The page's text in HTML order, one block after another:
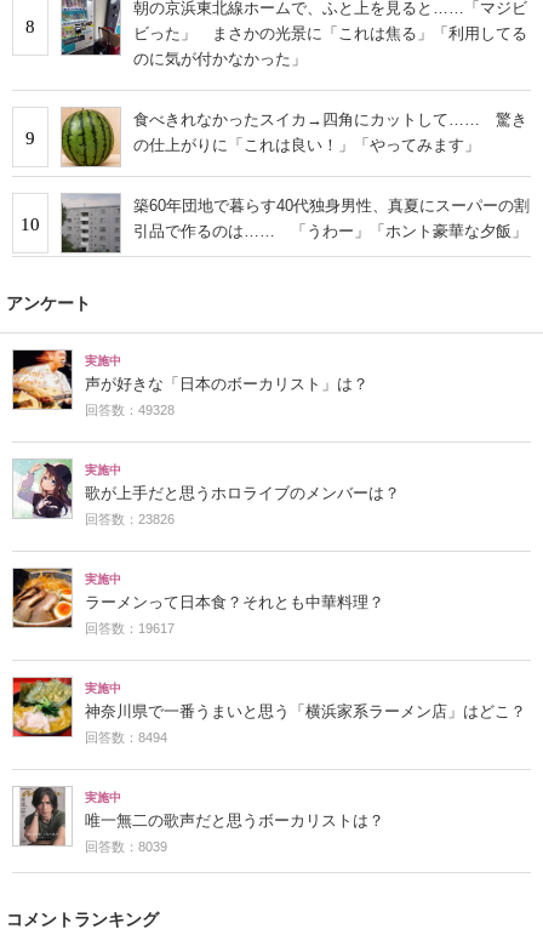
8
朝の京浜東北線ホームで、ふと上を見ると……「マジビ
ビった」 まさかの光景に「これは焦る」「利用してる
のに気が付かなかった」
9
食べきれなかったスイカ→四角にカットして…… 驚き
の仕上がりに「これは良い！」「やってみます」
10
築60年団地で暮らす40代独身男性、真夏にスーパーの割
引品で作るのは…… 「うわー」「ホント豪華な夕飯」
アンケート
実施中
声が好きな「日本のボーカリスト」は？
回答数：49328
実施中
歌が上手だと思うホロライブのメンバーは？
回答数：23826
実施中
ラーメンって日本食？それとも中華料理？
回答数：19617
実施中
神奈川県で一番うまいと思う「横浜家系ラーメン店」はどこ？
回答数：8494
実施中
唯一無二の歌声だと思うボーカリストは？
回答数：8039
コメントランキング